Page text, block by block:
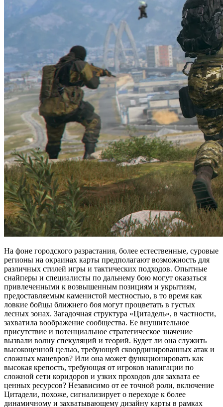
На фоне городского разрастания, более естественные, суровые
регионы на окраинах карты предполагают возможность для
различных стилей игры и тактических подходов. Опытные
снайперы и специалисты по дальнему бою могут оказаться
привлеченными к возвышенным позициям и укрытиям,
предоставляемым каменистой местностью, в то время как
ловкие бойцы ближнего боя могут процветать в густых
лесных зонах. Загадочная структура «Цитадель», в частности,
захватила воображение сообщества. Ее внушительное
присутствие и потенциальное стратегическое значение
вызвали волну спекуляций и теорий. Будет ли она служить
высокоценной целью, требующей скоординированных атак и
сложных маневров? Или она может функционировать как
высокая крепость, требующая от игроков навигации по
сложной сети коридоров и узких проходов для захвата ее
ценных ресурсов? Независимо от ее точной роли, включение
Цитадели, похоже, сигнализирует о переходе к более
динамичному и захватывающему дизайну карты в рамках